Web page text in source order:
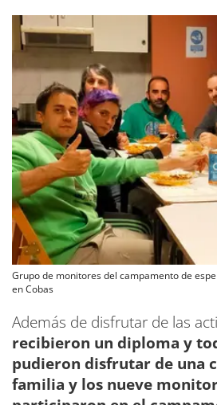
Grupo de monitores del campamento de
en Cobas
Además de disfrutar de las
recibieron un diploma y
pudieron disfrutar de una
familia y los nueve